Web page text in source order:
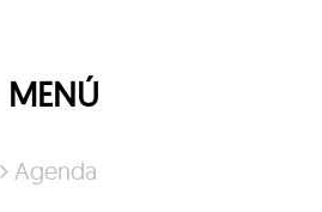
MENÚ
Agenda